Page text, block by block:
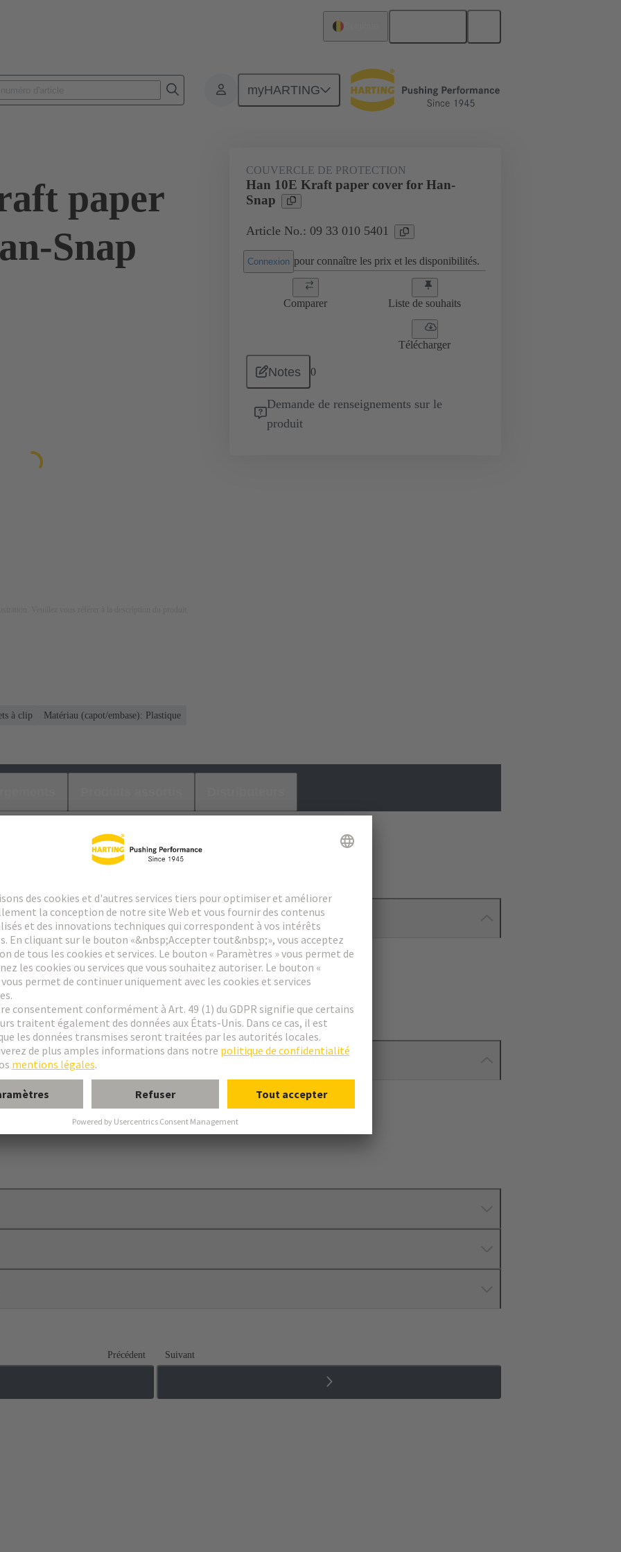
myHARTING
paper
Snap
COUVERCLE DE PROTECTION
Han 10E Kraft paper cover for Han-
Snap
Article No.: 09 33 010 5401
Connexion pour connaître les prix et les disponibilités.
Comparer Liste de souhaits
Télécharger
Notes 0
Demande de renseignements sur le
produit
à clip Matériau (capot/embase): Plastique
de protection
Précédent Suivant